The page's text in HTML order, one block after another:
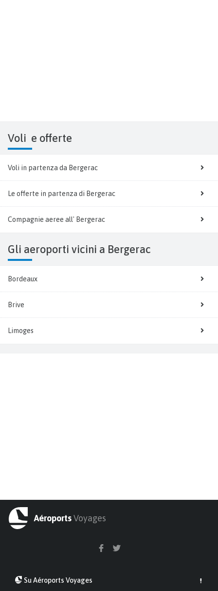
Voli e offerte
Voli in partenza da Bergerac
Le offerte in partenza di Bergerac
Compagnie aeree all' Bergerac
Gli aeroporti vicini a Bergerac
Bordeaux
Brive
Limoges
AéroportsVoyages
Su Aéroports Voyages